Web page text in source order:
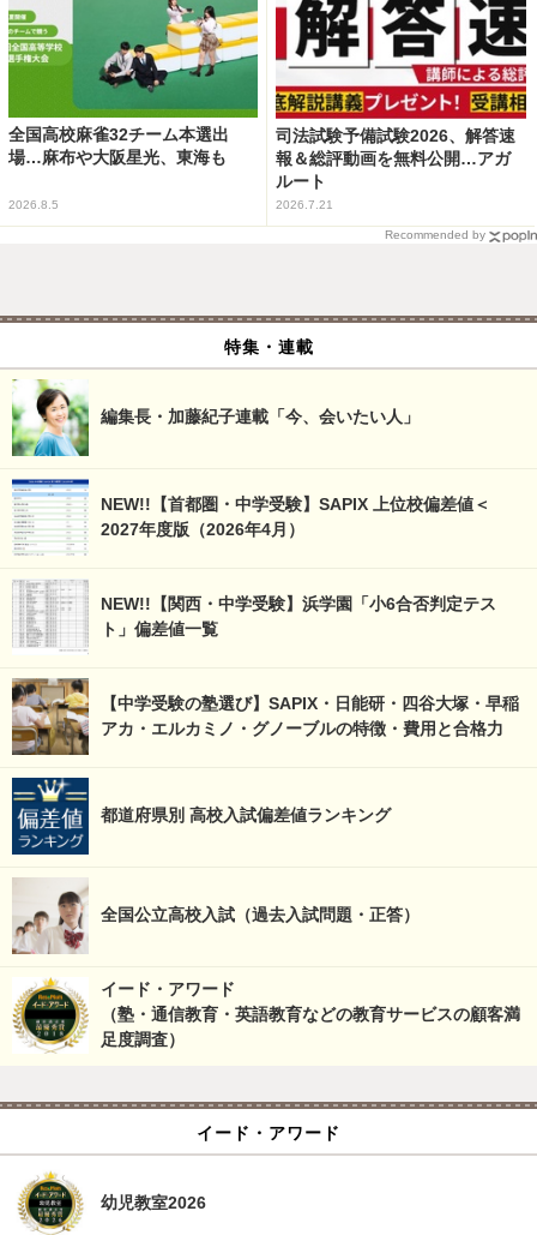
全国高校麻雀32チーム本選出
場…麻布や大阪星光、東海も
2026.8.5
司法試験予備試験2026、解答速
報＆総評動画を無料公開…アガ
ルート
2026.7.21
Recommended by
特集・連載
編集長・加藤紀子連載「今、会いたい人」
NEW!!【首都圏・中学受験】SAPIX 上位校偏差値＜
2027年度版（2026年4月）
NEW!!【関西・中学受験】浜学園「小6合否判定テス
ト」偏差値一覧
【中学受験の塾選び】SAPIX・日能研・四谷大塚・早稲
アカ・エルカミノ・グノーブルの特徴・費用と合格力
都道府県別 高校入試偏差値ランキング
全国公立高校入試（過去入試問題・正答）
イード・アワード
（塾・通信教育・英語教育などの教育サービスの顧客満
足度調査）
イード・アワード
幼児教室2026